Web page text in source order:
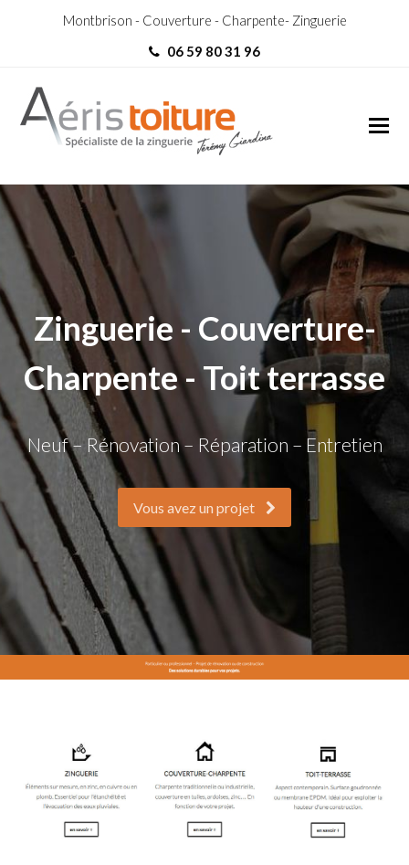
Montbrison - Couverture - Charpente- Zinguerie
06 59 80 31 96
Zingueur Villemontais
Zinguerie - Couverture-
Charpente - Toit terrasse
Neuf – Rénovation – Réparation – Entretien
Vous avez un projet